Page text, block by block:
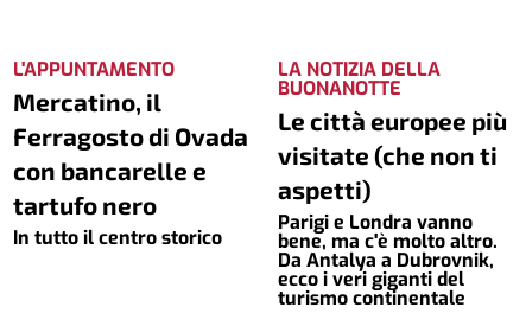
L'APPUNTAMENTO
Mercatino, il
Ferragosto di Ovada
con bancarelle e
tartufo nero
In tutto il centro storico
LA NOTIZIA DELLA
BUONANOTTE
Le città europee più
visitate (che non ti
aspetti)
Parigi e Londra vanno
bene, ma c'è molto altro.
Da Antalya a Dubrovnik,
ecco i veri giganti del
turismo continentale